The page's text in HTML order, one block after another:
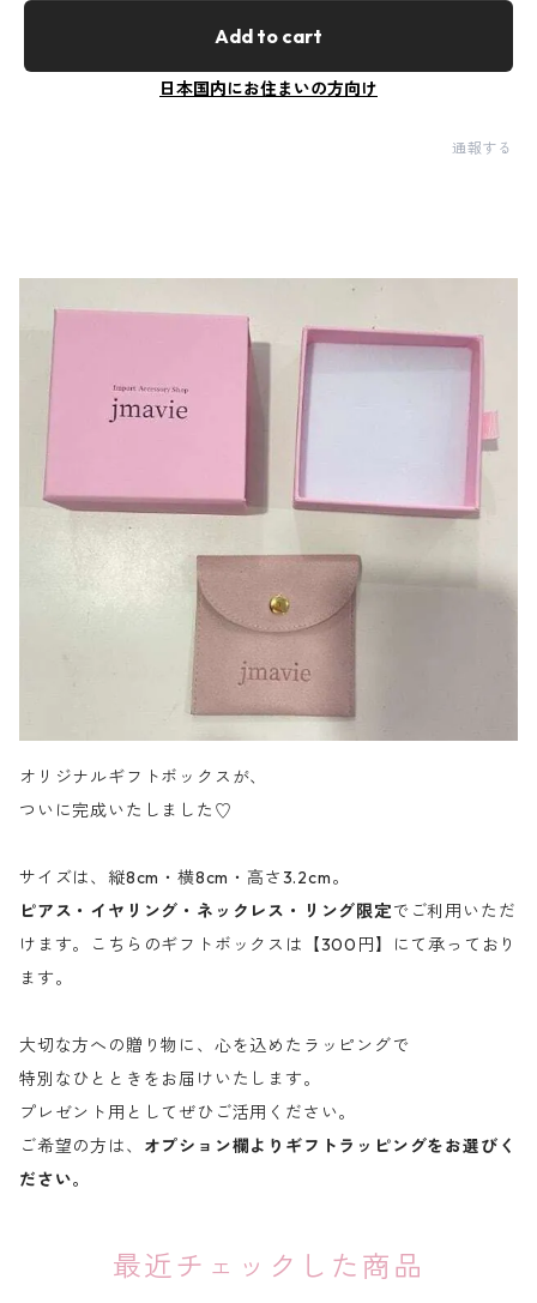
Add to cart
日本国内にお住まいの方向け
通報する
オリジナルギフトボックスが、
ついに完成いたしました♡
サイズは、縦8cm・横8cm・高さ3.2cm。
ピアス・イヤリング・ネックレス・リング限定でご利用いただ
けます。こちらのギフトボックスは【300円】にて承っており
ます。
大切な方への贈り物に、心を込めたラッピングで
特別なひとときをお届けいたします。
プレゼント用としてぜひご活用ください。
ご希望の方は、 オプション欄よりギフトラッピングをお選びく
ださい。
最近チェックした商品